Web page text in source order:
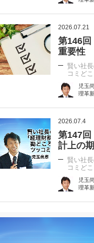
2026.07.21
第146
重要性
賢い社
コミどこ
児玉
理革
2026.07.4
第147
計上の
賢い社
コミどこ
児玉
理革